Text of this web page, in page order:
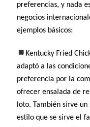
preferencias, y nada
negocios
ejemplos básicos:
Kentucky Fried
adaptó a las
preferencia por la
ofrecer ensalada de
loto. También sirve
estilo que se sirve el